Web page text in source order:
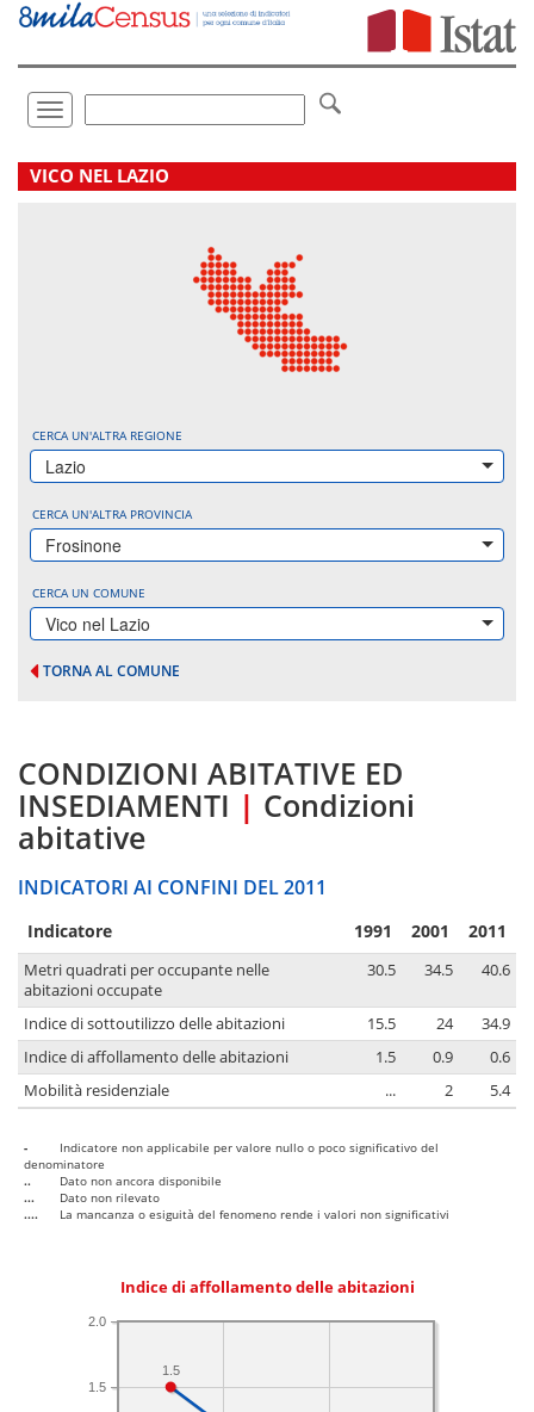
Vai
direttamente
Toggle
navigation
.
VICO NEL LAZIO
CERCA UN'ALTRA REGIONE
Lazio
CERCA UN'ALTRA PROVINCIA
Frosinone
CERCA UN COMUNE
Vico nel Lazio
TORNA AL COMUNE
CONDIZIONI ABITATIVE ED
INSEDIAMENTI | Condizioni
abitative
INDICATORI AI CONFINI DEL 2011
Indicatore 1991 2001 2011
Metri quadrati per occupante nelle
abitazioni occupate
30.5 34.5 40.6
Indice di sottoutilizzo delle abitazioni 15.5 24
34.9
Indice di affollamento delle abitazioni
1.5 0.9
0.6
Mobilità residenziale
... 2 5.4
-
Indicatore non applicabile per valore nullo o poco significativo del
denominatore
..
Dato non ancora disponibile
...
Dato non rilevato
....
La mancanza o esiguità del fenomeno rende i valori non significativi
Indice di affollamento delle abitazioni
1.5
2.0
1.5